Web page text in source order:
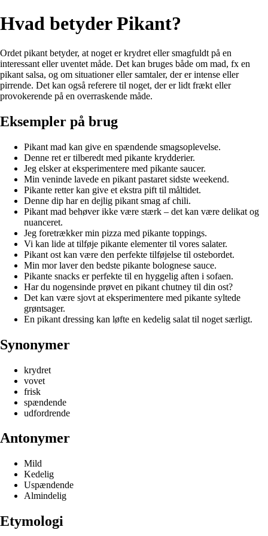
Hvad betyder Pikant?
Ordet pikant betyder, at noget er krydret eller smagfuldt på en
interessant eller uventet måde. Det kan bruges både om mad, fx en
pikant salsa, og om situationer eller samtaler, der er intense eller
pirrende. Det kan også referere til noget, der er lidt frækt eller
provokerende på en overraskende måde.
Eksempler på brug
Pikant mad kan give en spændende smagsoplevelse.
Denne ret er tilberedt med pikante krydderier.
Jeg elsker at eksperimentere med pikante saucer.
Min veninde lavede en pikant pastaret sidste weekend.
Pikante retter kan give et ekstra pift til måltidet.
Denne dip har en dejlig pikant smag af chili.
Pikant mad behøver ikke være stærk – det kan være delikat og
nuanceret.
Jeg foretrækker min pizza med pikante toppings.
Vi kan lide at tilføje pikante elementer til vores salater.
Pikant ost kan være den perfekte tilføjelse til ostebordet.
Min mor laver den bedste pikante bolognese sauce.
Pikante snacks er perfekte til en hyggelig aften i sofaen.
Har du nogensinde prøvet en pikant chutney til din ost?
Det kan være sjovt at eksperimentere med pikante syltede
grøntsager.
En pikant dressing kan løfte en kedelig salat til noget særligt.
Synonymer
krydret
vovet
frisk
spændende
udfordrende
Antonymer
Mild
Kedelig
Uspændende
Almindelig
Etymologi